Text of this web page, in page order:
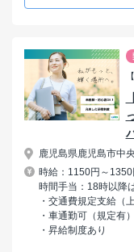
鹿児島県鹿児島市中
時給：1150円～1350
時間手当：18時以降
・交通費規定支給（
・車通勤可（規定有）
・昇給制度あり